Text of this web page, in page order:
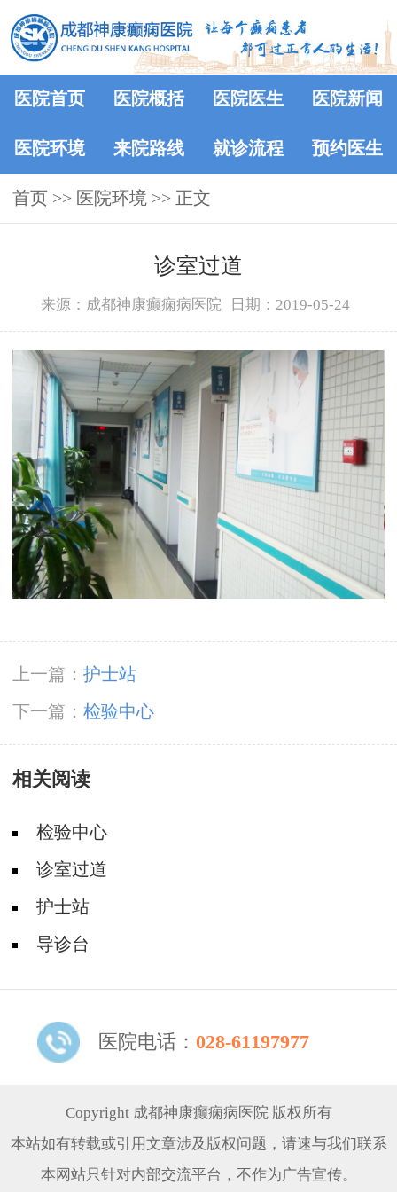
医院首页 医院概括 医院医生 医院新闻
医院环境 来院路线 就诊流程 预约医生
首页 >> 医院环境 >> 正文
诊室过道
来源：成都神康癫痫病医院 日期：2019-05-24
上一篇： 护士站
下一篇： 检验中心
相关阅读
检验中心
诊室过道
护士站
导诊台
医院电话： 028-61197977
Copyright 成都神康癫痫病医院 版权所有
本站如有转载或引用文章涉及版权问题，请速与我们联系
本网站只针对内部交流平台，不作为广告宣传。